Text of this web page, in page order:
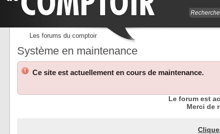
Les forums du comptoir
Système en maintenance
Ce site est actuellement en cours de maintenance.
Le forum est
Merci de